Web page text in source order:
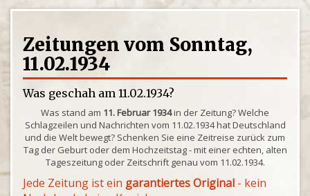
Zeitungen vom Sonntag,
11.02.1934
Was geschah am 11.02.1934?
Was stand am 11. Februar 1934in der Zeitung? Welche
Schlagzeilen und Nachrichten vom 11.02.1934 hat Deutschland
und die Welt bewegt? Schenken Sie eine Zeitreise zurück zum
Tag der Geburt oder dem Hochzeitstag - mit einer echten, alten
Tageszeitung oder Zeitschrift genau vom 11.02.1934.
Jede Zeitung ist ein garantiertes Original - kein